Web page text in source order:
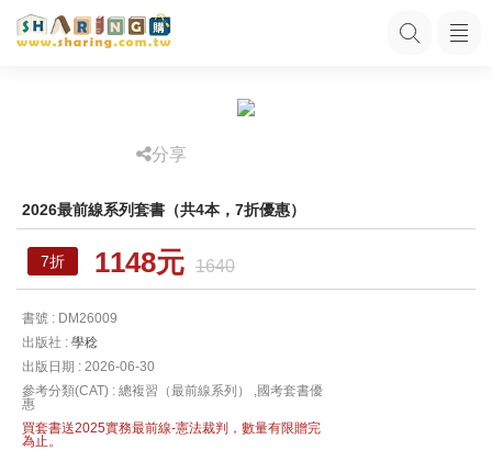
分享
2026最前線系列套書（共4本，7折優惠）
7折 1148元 1640
書號 : DM26009
出版社 : 學稔
出版日期 : 2026-06-30
參考分類(CAT) : 總複習（最前線系列） ,國考套書優
惠
買套書送2025實務最前線-憲法裁判，數量有限贈完
為止。